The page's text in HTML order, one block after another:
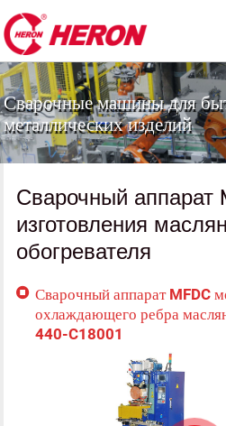
Сварочные машины для
металлических изделий
Сварочный аппарат
изготовления
обогревателя
Сварочный аппарат MFDC
охлаждающего ребра
440-C18001